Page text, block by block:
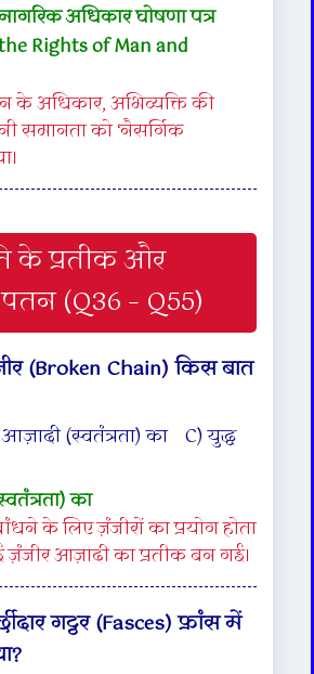
अधिकार घोषणा पत्र
Rights of Man and
के अधिकार, अभिव्यक्ति की
समानता को ‘नैसर्गिक
के प्रतीक और
(Q36 – Q55)
(Broken Chain) किस बात
(स्वतंत्रता) का C) युद्ध
का
के लिए ज़ंजीरों का प्रयोग होता
ज़ंजीर आज़ादी का प्रतीक बन गई।
गट्ठर (Fasces) फ्रांस में